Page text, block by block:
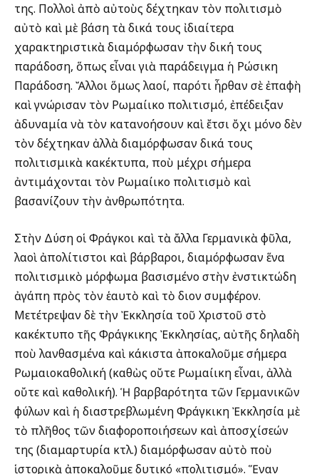
της. Πολλοὶ ἀπὸ αὐτοὺς δέχτηκαν τὸν πολιτισμὸ
αὐτὸ καὶ μὲ βάση τὰ δικά τους ἰδιαίτερα
χαρακτηριστικὰ διαμόρφωσαν τὴν δική τους
παράδοση, ὅπως εἶναι γιὰ παράδειγμα ἡ Ρώσικη
Παράδοση. Ἄλλοι ὅμως λαοί, παρότι ἦρθαν σὲ ἐπαφὴ
καὶ γνώρισαν τὸν Ρωμαίικο πολιτισμό, ἐπέδειξαν
ἀδυναμία νὰ τὸν κατανοήσουν καὶ ἔτσι ὄχι μόνο δὲν
τὸν δέχτηκαν ἀλλὰ διαμόρφωσαν δικά τους
πολιτισμικὰ κακέκτυπα, ποὺ μέχρι σήμερα
ἀντιμάχονται τὸν Ρωμαίικο πολιτισμὸ καὶ
βασανίζουν τὴν ἀνθρωπότητα.
Στὴν Δύση οἱ Φράγκοι καὶ τὰ ἄλλα Γερμανικὰ φῦλα,
λαοὶ ἀπολίτιστοι καὶ βάρβαροι, διαμόρφωσαν ἕνα
πολιτισμικὸ μόρφωμα βασισμένο στὴν ἐνστικτώδη
ἀγάπη πρὸς τὸν ἑαυτὸ καὶ τὸ ἴδιον συμφέρον.
Μετέτρεψαν δὲ τὴν Ἐκκλησία τοῦ Χριστοῦ στὸ
κακέκτυπο τῆς Φράγκικης Ἐκκλησίας, αὐτῆς δηλαδὴ
ποὺ λανθασμένα καὶ κάκιστα ἀποκαλοῦμε σήμερα
Ρωμαιοκαθολική (καθὼς οὔτε Ρωμαίικη εἶναι, ἀλλὰ
οὔτε καὶ καθολική). Ἡ βαρβαρότητα τῶν Γερμανικῶν
φύλων καὶ ἡ διαστρεβλωμένη Φράγκικη Ἐκκλησία μὲ
τὸ πλῆθος τῶν διαφοροποιήσεων καὶ ἀποσχίσεών
της (διαμαρτυρία κτλ.) διαμόρφωσαν αὐτὸ ποὺ
ἱστορικὰ ἀποκαλοῦμε δυτικό «πολιτισμό». Ἕναν